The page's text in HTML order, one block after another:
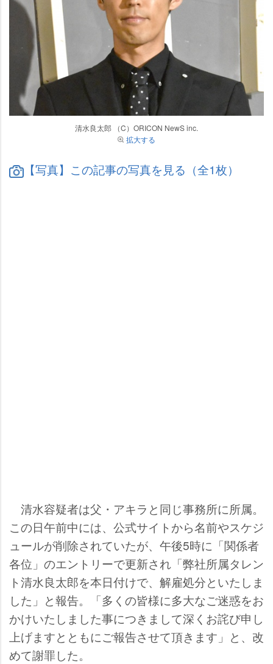
清水良太郎 （C）ORICON NewS inc.
拡大する
【写真】この記事の写真を見る（全1枚）
清水容疑者は父・アキラと同じ事務所に所属。
この日午前中には、公式サイトから名前やスケジ
ュールが削除されていたが、午後5時に「関係者
各位」のエントリーで更新され「弊社所属タレン
ト清水良太郎を本日付けで、解雇処分といたしま
した」と報告。「多くの皆様に多大なご迷惑をお
かけいたしました事につきまして深くお詫び申し
上げますとともにご報告させて頂きます」と、改
めて謝罪した。